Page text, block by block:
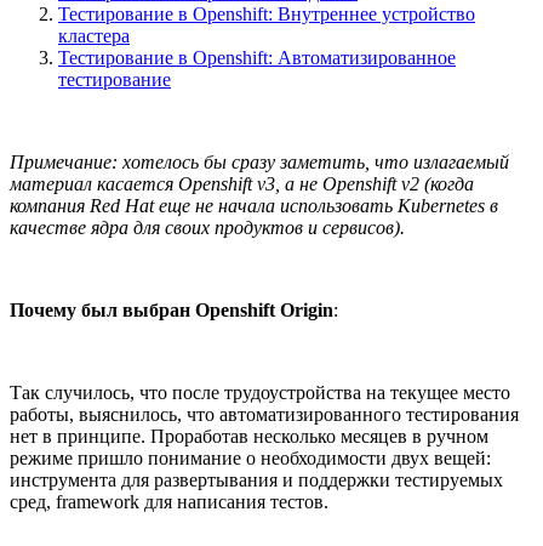
Тестирование в Openshift: Внутреннее устройство
кластера
Тестирование в Openshift: Автоматизированное
тестирование
Примечание: хотелось бы сразу заметить, что излагаемый
материал касается Openshift v3, а не Openshift v2 (когда
компания Red Hat еще не начала использовать Kubernetes в
качестве ядра для своих продуктов и сервисов).
Почему был выбран Openshift Origin:
Так случилось, что после трудоустройства на текущее место
работы, выяснилось, что автоматизированного тестирования
нет в принципе. Проработав несколько месяцев в ручном
режиме пришло понимание о необходимости двух вещей:
инструмента для развертывания и поддержки тестируемых
сред, framework для написания тестов.